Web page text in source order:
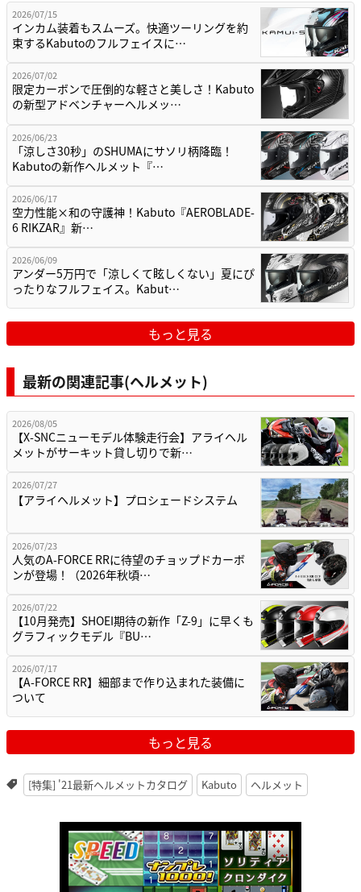
2026/07/15
インカム装着もスムーズ。快適ツーリングを約
束するKabutoのフルフェイスに…
2026/07/02
限定カーボンで圧倒的な軽さと美しさ！Kabuto
の新型アドベンチャーヘルメッ…
2026/06/23
「涼しさ30秒」のSHUMAにサソリ柄降臨！
Kabutoの新作ヘルメット『…
2026/06/17
空力性能×和の守護神！Kabuto『AEROBLADE-
6 RIKZAR』新…
2026/06/09
アンダー5万円で「涼しくて眩しくない」夏にぴ
ったりなフルフェイス。Kabut…
もっと見る
最新の関連記事(ヘルメット)
2026/08/05
【X-SNCニューモデル体験走行会】アライヘル
メットがサーキット貸し切りで新…
2026/07/27
【アライヘルメット】プロシェードシステム
2026/07/23
人気のA-FORCE RRに待望のチョップドカーボ
ンが登場！（2026年秋頃…
2026/07/22
【10月発売】SHOEI期待の新作「Z-9」に早くも
グラフィックモデル『BU…
2026/07/17
【A-FORCE RR】細部まで作り込まれた装備に
ついて
もっと見る
[特集] '21最新ヘルメットカタログ Kabuto ヘルメット